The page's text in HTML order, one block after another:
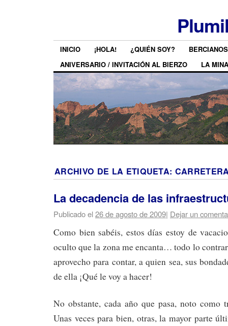
INICIO ¡HOLA! ¿QUIÉN SOY?
ANIVERSARIO / INVITACIÓN AL BIERZO
LA MINA
ARCHIVO DE LA ETIQUETA:
La decadencia de las
Publicado el26 de agosto de 2009| Dejar un
Como bien sabéis, estos días estoy de
oculto que la zona me encanta… todo lo
aprovecho para contar, a quien sea, sus
de ella ¡Qué le voy a hacer!
No obstante, cada año que pasa, noto
Unas veces para bien, otras, la mayor parte